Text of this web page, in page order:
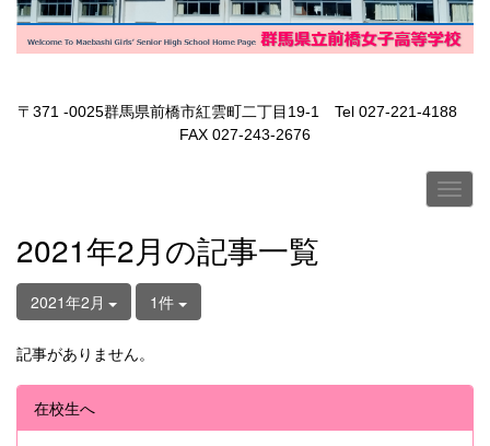
〒371 -0025群馬県前橋市紅雲町二丁目19-1 Tel 027-221-4188
FAX 027-243-2676
2021年2月の記事一覧
2021年2月 1件
記事がありません。
在校生へ